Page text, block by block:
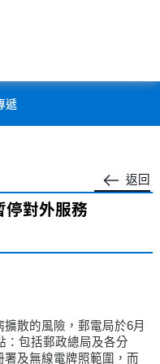
遞
返回
對外服務
散的風險，郵電局於6月
：包括郵政總局及各分
及無線電牌照範圍，而